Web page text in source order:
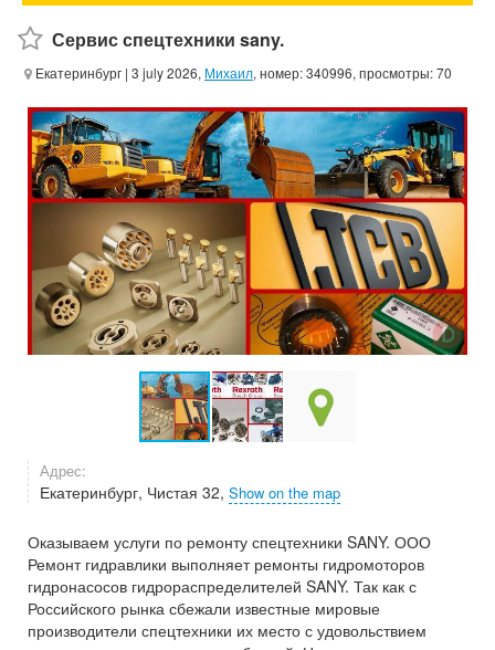
Blog
Сервис спецтехники sany.
Екатеринбург | 3 july 2026, Михаил, номер: 340996, просмотры: 70
Адрес:
Екатеринбург, Чистая 32, Show on the map
Оказываем услуги по ремонту спецтехники SANY. ООО
Ремонт гидравлики выполняет ремонты гидромоторов
гидронасосов гидрораспределителей SANY. Так как с
Российского рынка сбежали известные мировые
производители спецтехники их место с удовольствием